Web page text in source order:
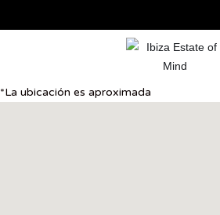
*La ubicación es aproximada